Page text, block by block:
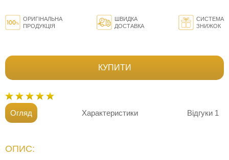
ОРИГІНАЛЬНА
ПРОДУКЦІЯ
ШВИДКА
ДОСТАВКА
СИСТЕМА
ЗНИЖОК
КУПИТИ
Огляд Характеристики Відгуки 1
ОПИС: